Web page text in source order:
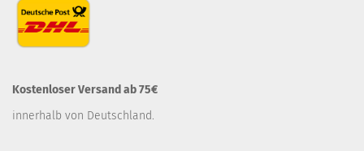
Kostenloser Versand ab 75€
innerhalb von Deutschland.